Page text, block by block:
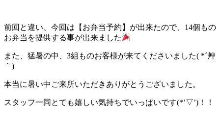
前回と違い、今回は【お弁当予約】が出来たので、14個もの
お弁当を提供する事が出来ました
また、猛暑の中、3組ものお客様が来てくださいました( *´艸
｀)
本当に暑い中ご来所いただきありがとうございました。
スタッフ一同とても嬉しい気持ちでいっぱいです(*’▽’)！！